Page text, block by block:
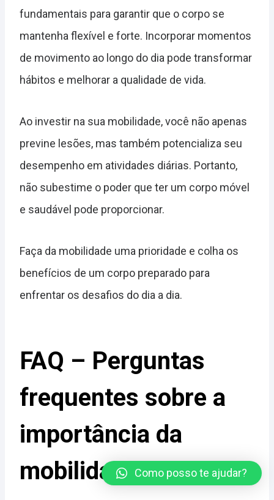
fundamentais para garantir que o corpo se
mantenha flexível e forte. Incorporar momentos
de movimento ao longo do dia pode transformar
hábitos e melhorar a qualidade de vida.
Ao investir na sua mobilidade, você não apenas
previne lesões, mas também potencializa seu
desempenho em atividades diárias. Portanto,
não subestime o poder que ter um corpo móvel
e saudável pode proporcionar.
Faça da mobilidade uma prioridade e colha os
benefícios de um corpo preparado para
enfrentar os desafios do dia a dia.
FAQ – Perguntas
frequentes sobre a
importância da
mobilidadeComo posso te ajudar?